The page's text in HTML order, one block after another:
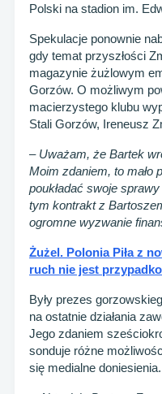
Polski na stadion im.
Spekulacje ponownie
gdy temat przyszłości
magazynie żużlowym
Gorzów. O możliwym
macierzystego klubu
Stali Gorzów, Ireneusz
– Uważam, że Bartek
Moim zdaniem, to mało
poukładać swoje
tym kontrakt z
ogromne wyzwanie
Żużel. Polonia Piła z
ruch nie jest
Były prezes
na ostatnie działania
Jego zdaniem
sonduje różne
się medialne doniesienia.